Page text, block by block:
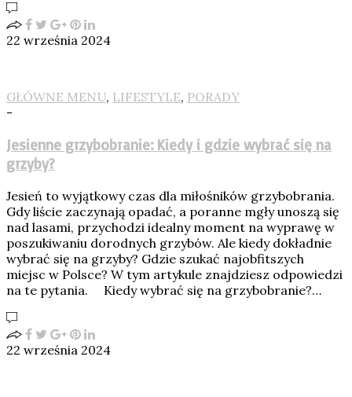
22 września 2024
GŁÓWNE MENU, LIFESTYLE, PORADY
-
Jesienne grzybobranie: Kiedy i gdzie wybrać się na
grzyby?
Jesień to wyjątkowy czas dla miłośników grzybobrania.
Gdy liście zaczynają opadać, a poranne mgły unoszą się
nad lasami, przychodzi idealny moment na wyprawę w
poszukiwaniu dorodnych grzybów. Ale kiedy dokładnie
wybrać się na grzyby? Gdzie szukać najobfitszych
miejsc w Polsce? W tym artykule znajdziesz odpowiedzi
na te pytania. Kiedy wybrać się na grzybobranie?…
22 września 2024